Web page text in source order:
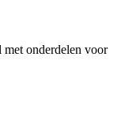
met onderdelen voor